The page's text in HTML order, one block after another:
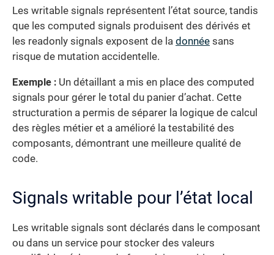
Les writable signals représentent l’état source, tandis
que les computed signals produisent des dérivés et
les readonly signals exposent de la donnée sans
risque de mutation accidentelle.
Exemple : Un détaillant a mis en place des computed
signals pour gérer le total du panier d’achat. Cette
structuration a permis de séparer la logique de calcul
des règles métier et a amélioré la testabilité des
composants, démontrant une meilleure qualité de
code.
Signals writable pour l’état local
Les writable signals sont déclarés dans le composant
ou dans un service pour stocker des valeurs